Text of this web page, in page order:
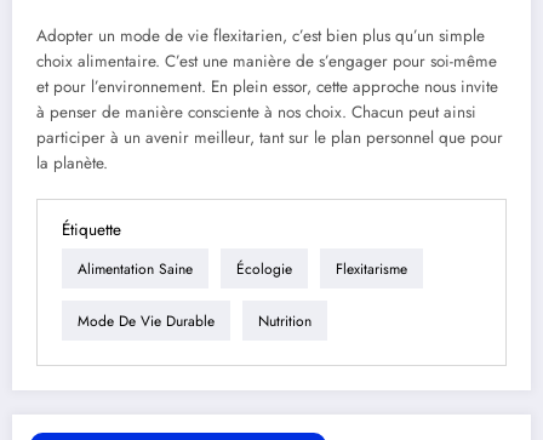
Adopter un mode de vie flexitarien, c’est bien plus qu’un simple
choix alimentaire. C’est une manière de s’engager pour soi-même
et pour l’environnement. En plein essor, cette approche nous invite
à penser de manière consciente à nos choix. Chacun peut ainsi
participer à un avenir meilleur, tant sur le plan personnel que pour
la planète.
Étiquette
Alimentation Saine Écologie Flexitarisme
Mode De Vie Durable Nutrition